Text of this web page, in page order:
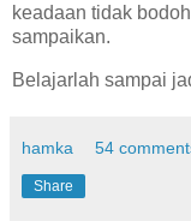
keadaan tidak
sampaikan.
Belajarlah sampai
hamka 54
Share